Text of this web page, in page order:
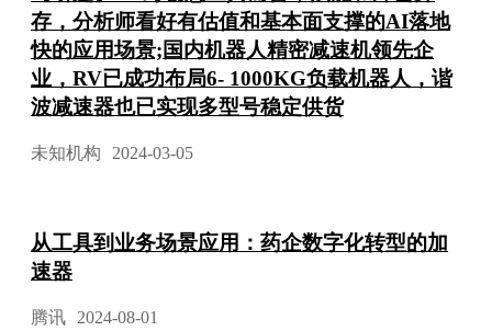
存，分析师看好有估值和基本面支撑的AI落地
快的应用场景;国内机器人精密减速机领先企
业，RV已成功布局6- 1000KG负载机器人，谐
波减速器也已实现多型号稳定供货
未知机构 2024-03-05
从工具到业务场景应用：药企数字化转型的加
速器
腾讯 2024-08-01